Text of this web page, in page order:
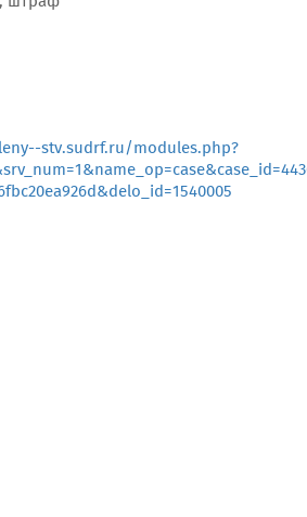
stv.sudrf.ru/modules.php?